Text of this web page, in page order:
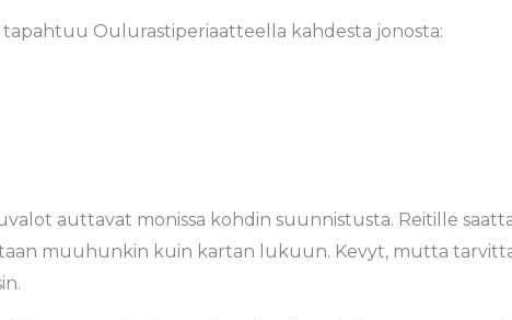
tapahtuu Oulurastiperiaatteella kahdesta jonosta:
auttavat monissa kohdin suunnistusta. Reitille
muuhunkin kuin kartan lukuun. Kevyt, mutta